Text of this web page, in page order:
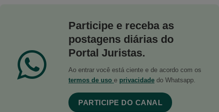
Participe e receba as
postagens diárias do
Portal Juristas.
Ao entrar você está ciente e de acordo com os
termos de uso e privacidade do Whatsapp.
PARTICIPE DO CANAL